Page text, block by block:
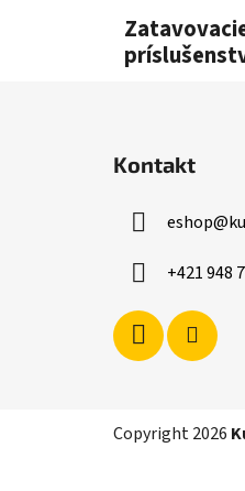
Kontakt
eshop@
+421 948
Copyright 2026